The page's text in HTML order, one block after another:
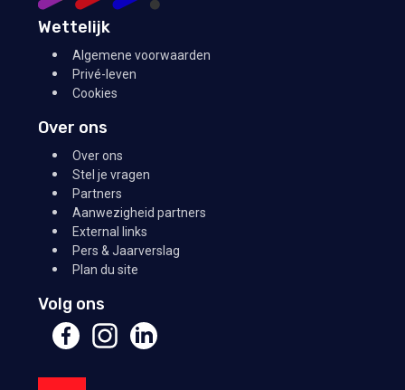
Wettelijk
Algemene voorwaarden
Privé-leven
Cookies
Over ons
Over ons
Stel je vragen
Partners
Aanwezigheid partners
External links
Pers & Jaarverslag
Plan du site
Volg ons